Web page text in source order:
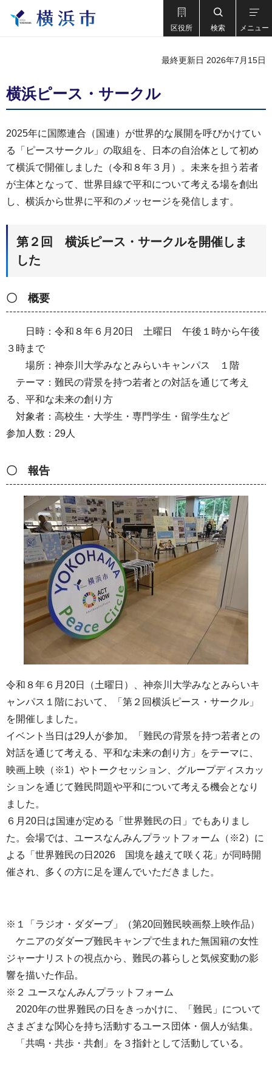
区役所 検索 メニュー
最終更新日 2026年7月15日
横浜ピース・サークル
2025年に国際連合（国連）が世界的な展開を呼びかけてい
る「ピースサークル」の取組を、日本の自治体として初め
て横浜で開催しました（令和８年３月）。未来を担う若者
が主体となって、世界目線で平和について考える場を創出
し、横浜から世界に平和のメッセージを発信します。
第２回 横浜ピース・サークルを開催しま
した
〇 概要
日時：令和８年６月20日 土曜日 午後１時から午後
３時まで
場所：神奈川大学みなとみらいキャンパス １階
テーマ：難民の背景を持つ若者との対話を通じて考え
る、平和な未来の創り方
対象者：高校生・大学生・専門学生・留学生など
参加人数：29人
〇 報告
令和８年６月20日（土曜日）、神奈川大学みなとみらいキ
ャンパス１階において、「第２回横浜ピース・サークル」
を開催しました。
イベント当日は29人が参加。「難民の背景を持つ若者との
対話を通じて考える、平和な未来の創り方」をテーマに、
映画上映（※1）やトークセッション、グループディスカッ
ションを通じて難民問題や平和について考える機会となり
ました。
６月20日は国連が定める「世界難民の日」でもありまし
た。会場では、ユースなんみんプラットフォーム（※2）に
よる「世界難民の日2026 国境を越えて咲く花」が同時開
催され、多くの方に足を運んでいただきました。
※１「ラジオ・ダダーブ」（第20回難民映画祭上映作品）
ケニアのダダーブ難民キャンプで生まれた無国籍の女性
ジャーナリストの視点から、難民の暮らしと気候変動の影
響を描いた作品。
※２ ユースなんみんプラットフォーム
2020年の世界難民の日をきっかけに、「難民」について
さまざまな関心を持ち活動するユース団体・個人が結集。
「共鳴・共歩・共創」を３指針として活動している。